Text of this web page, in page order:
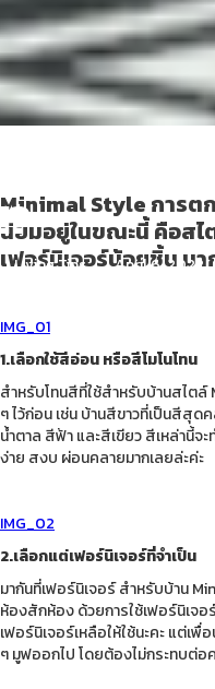
!?
Living Tips April 6, 2022
Minimal Style การต
นิยมอยู่ในขณะนี้ คือสไ
เฟอร์นิเจอร์น้อยชิ้น ม
IMG_01
1.เลือกใช้สีอ่อน หรือสีโมโนโทน
สำหรับโทนสีที่ใช้สำหรับบ้านสไต
ๆ ไว้ก่อน เช่น บ้านสีขาวที่เป็นสีสุ
น้ำตาล สีฟ้า และสีเขียว สีเหล่านี้จ
ง่าย สงบ ผ่อนคลายมากเลยล่ะค่ะ
IMG_02
2.เลือกแต่เฟอร์นิเจอร์ที่จำเป็น
มากันที่เฟอร์นิเจอร์ สำหรับบ้าน
ห้องสักห้อง ด้วยการใช้เฟอร์นิเจอ
เฟอร์นิเจอร์เหลือให้ใช้นะคะ แต่เ
ๆ มูฟออกไป โดยต้องไม่กระทบต่อ